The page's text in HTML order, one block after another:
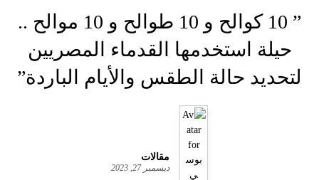
” 10 كوالح و 10 طوالح و 10 موالح ..
حيلة استخدمها القدماء المصريين
لتحديد حالة الطقس والأيام الباردة”
مقالات
ديسمبر 27, 2023